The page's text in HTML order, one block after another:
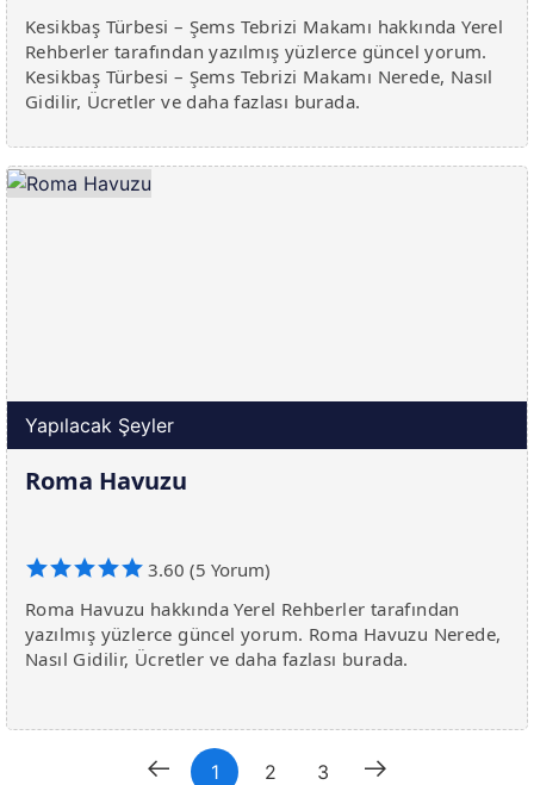
Kesikbaş Türbesi – Şems Tebrizi Makamı hakkında Yerel
Rehberler tarafından yazılmış yüzlerce güncel yorum.
Kesikbaş Türbesi – Şems Tebrizi Makamı Nerede, Nasıl
Gidilir, Ücretler ve daha fazlası burada.
Yapılacak Şeyler
Roma Havuzu
3.60 (5 Yorum)
Roma Havuzu hakkında Yerel Rehberler tarafından
yazılmış yüzlerce güncel yorum. Roma Havuzu Nerede,
Nasıl Gidilir, Ücretler ve daha fazlası burada.
1 2 3